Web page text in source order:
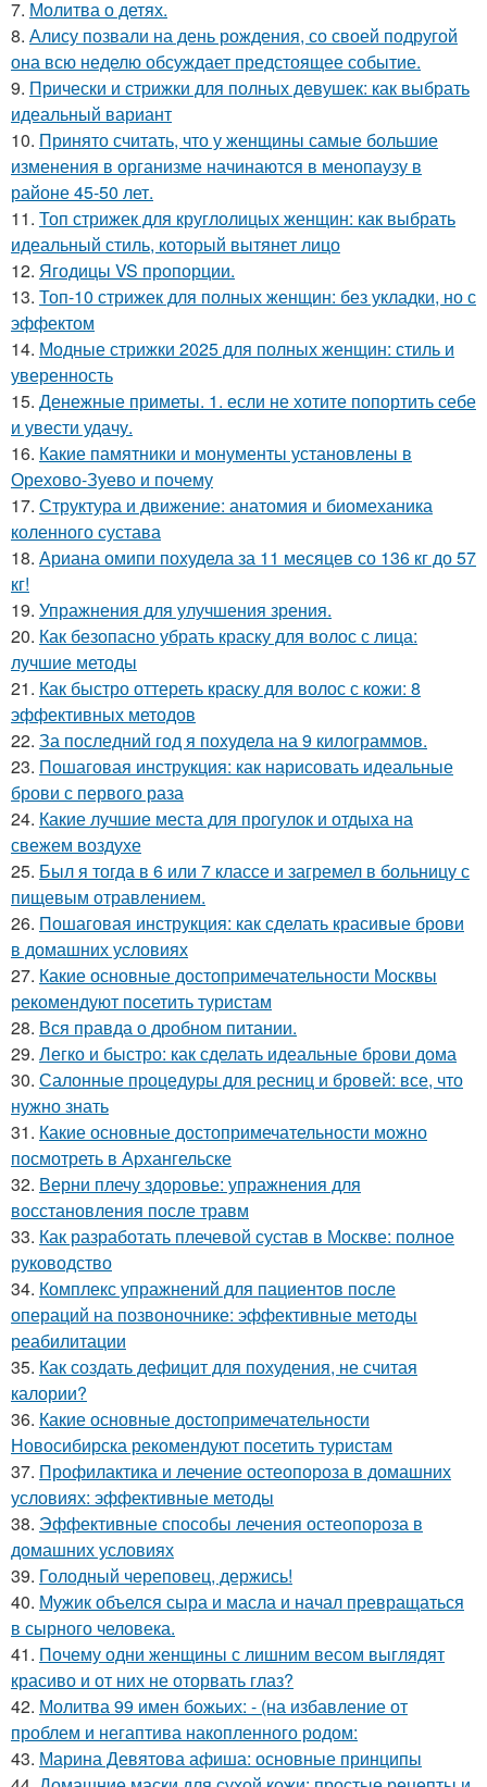
7. Молитва о детях.
8. Алису позвали на день рождения, со своей подругой
она всю неделю обсуждает предстоящее событие.
9. Прически и стрижки для полных девушек: как выбрать
идеальный вариант
10. Принято считать, что у женщины самые большие
изменения в организме начинаются в менопаузу в
районе 45-50 лет.
11. Топ стрижек для круглолицых женщин: как выбрать
идеальный стиль, который вытянет лицо
12. Ягодицы VS пропорции.
13. Топ-10 стрижек для полных женщин: без укладки, но с
эффектом
14. Модные стрижки 2025 для полных женщин: стиль и
уверенность
15. Денежные приметы. 1. если не хотите попортить себе
и увести удачу.
16. Какие памятники и монументы установлены в
Орехово-Зуево и почему
17. Структура и движение: анатомия и биомеханика
коленного сустава
18. Ариана омипи похудела за 11 месяцев со 136 кг до 57
кг!
19. Упражнения для улучшения зрения.
20. Как безопасно убрать краску для волос с лица:
лучшие методы
21. Как быстро оттереть краску для волос с кожи: 8
эффективных методов
22. За последний год я похудела на 9 килограммов.
23. Пошаговая инструкция: как нарисовать идеальные
брови с первого раза
24. Какие лучшие места для прогулок и отдыха на
свежем воздухе
25. Был я тогда в 6 или 7 классе и загремел в больницу с
пищевым отравлением.
26. Пошаговая инструкция: как сделать красивые брови
в домашних условиях
27. Какие основные достопримечательности Москвы
рекомендуют посетить туристам
28. Вся правда о дробном питании.
29. Легко и быстро: как сделать идеальные брови дома
30. Салонные процедуры для ресниц и бровей: все, что
нужно знать
31. Какие основные достопримечательности можно
посмотреть в Архангельске
32. Верни плечу здоровье: упражнения для
восстановления после травм
33. Как разработать плечевой сустав в Москве: полное
руководство
34. Комплекс упражнений для пациентов после
операций на позвоночнике: эффективные методы
реабилитации
35. Как создать дефицит для похудения, не считая
калории?
36. Какие основные достопримечательности
Новосибирска рекомендуют посетить туристам
37. Профилактика и лечение остеопороза в домашних
условиях: эффективные методы
38. Эффективные способы лечения остеопороза в
домашних условиях
39. Голодный череповец, держись!
40. Мужик объелся сыра и масла и начал превращаться
в сырного человека.
41. Почему одни женщины с лишним весом выглядят
красиво и от них не оторвать глаз?
42. Молитва 99 имен божьих: - (на избавление от
проблем и негаптива накопленного родом:
43. Марина Девятова афиша: основные принципы